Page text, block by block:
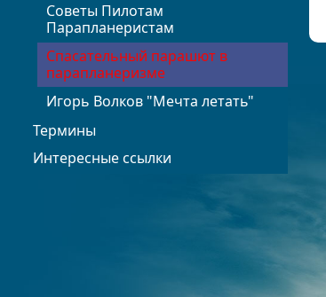
Советы Пилотам
Парапланеристам
Спасательный парашют в
парапланеризме
Игорь Волков "Мечта летать"
Термины
Интересные ссылки